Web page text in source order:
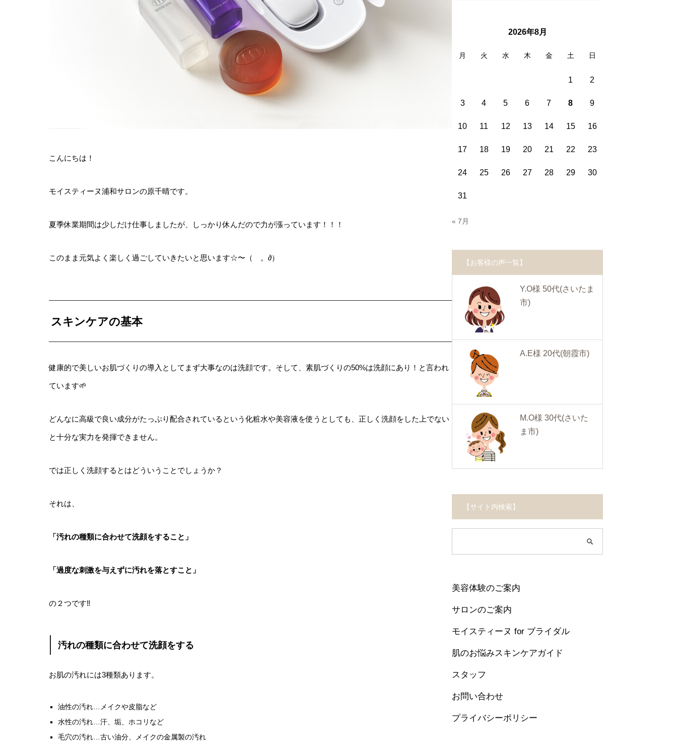
こんにちは！
モイスティーヌ浦和サロンの原千晴です。
夏季休業期間は少しだけ仕事しましたが、しっかり休んだので力が漲っています！！！
このまま元気よく楽しく過ごしていきたいと思います☆〜（ゝ。∂）
スキンケアの基本
健康的で美しいお肌づくりの導入としてまず大事なのは洗顔です。そして、素肌づくりの50%は洗顔にあり！と言われ
ています🌱
どんなに高級で良い成分がたっぷり配合されているという化粧水や美容液を使うとしても、正しく洗顔をした上でない
と十分な実力を発揮できません。
では正しく洗顔するとはどういうことでしょうか？
それは、
「汚れの種類に合わせて洗顔をすること」
「過度な刺激を与えずに汚れを落とすこと」
の２つです‼️
汚れの種類に合わせて洗顔をする
お肌の汚れには3種類あります。
油性の汚れ…メイクや皮脂など
水性の汚れ…汗、垢、ホコリなど
毛穴の汚れ…古い油分、メイクの金属製の汚れ
2026年8月
月 火 水 木 金 土 日
1 2
3 4 5 6 7 8 9
10 11 12 13 14 15 16
17 18 19 20 21 22 23
24 25 26 27 28 29 30
31
« 7月
【お客様の声一覧】
Y.O様 50代(さいたま
市)
A.E様 20代(朝霞市)
M.O様 30代(さいた
ま市)
【サイト内検索】
美容体験のご案内
サロンのご案内
モイスティーヌ for ブライダル
肌のお悩みスキンケアガイド
スタッフ
お問い合わせ
プライバシーポリシー